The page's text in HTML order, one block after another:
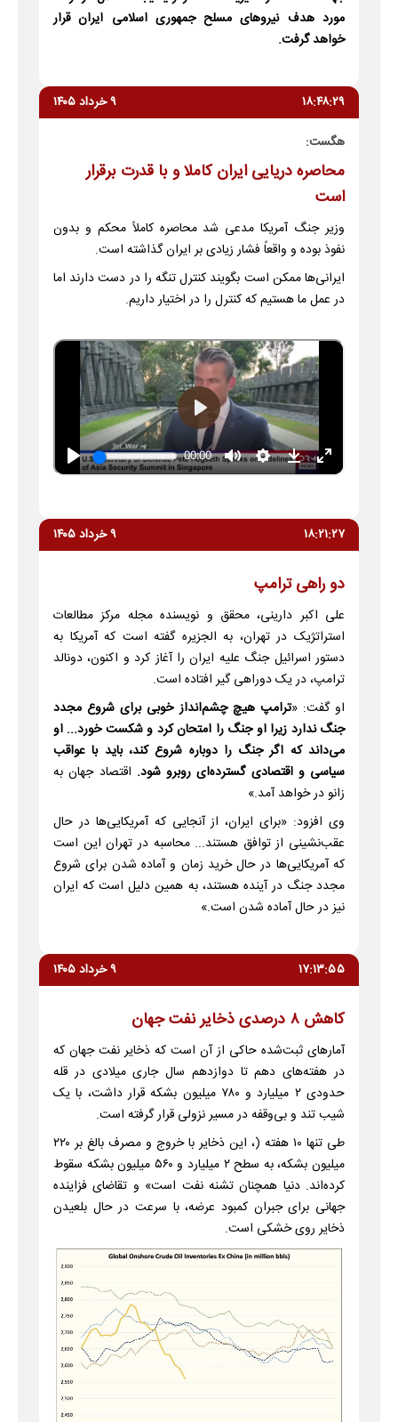
مورد هدف نیروهای مسلح جمهوری اسلامی ایران قرار
خواهد گرفت.
۱۸:۴۸:۲۹ ۹ خرداد ۱۴۰۵
هگست:
محاصره دریایی ایران کاملا و با قدرت برقرار
است
وزیر جنگ آمریکا مدعی شد محاصره کاملاً محکم و بدون
نفوذ بوده و واقعاً فشار زیادی بر ایران گذاشته است.
ایرانی‌ها ممکن است بگویند کنترل تنگه را در دست دارند اما
در عمل ما هستیم که کنترل را در اختیار داریم.
۱۸:۲۱:۲۷ ۹ خرداد ۱۴۰۵
دو راهی ترامپ
علی اکبر دارینی، محقق و نویسنده مجله مرکز مطالعات
استراتژیک در تهران، به الجزیره گفته است که آمریکا به
دستور اسرائیل جنگ علیه ایران را آغاز کرد و اکنون، دونالد
ترامپ، در یک دوراهی گیر افتاده است.
او گفت: «ترامپ هیچ چشم‌انداز خوبی برای شروع مجدد
جنگ ندارد زیرا او جنگ را امتحان کرد و شکست خورد... او
می‌داند که اگر جنگ را دوباره شروع کند، باید با عواقب
سیاسی و اقتصادی گسترده‌ای روبرو شود. اقتصاد جهان به
زانو در خواهد آمد.»
وی افزود: «برای ایران، از آنجایی که آمریکایی‌ها در حال
عقب‌نشینی از توافق هستند... محاسبه در تهران این است
که آمریکایی‌ها در حال خرید زمان و آماده شدن برای شروع
مجدد جنگ در آینده هستند، به همین دلیل است که ایران
نیز در حال آماده شدن است.»
۱۷:۱۳:۵۵ ۹ خرداد ۱۴۰۵
کاهش ۸ درصدی ذخایر نفت جهان
آمارهای ثبت‌شده حاکی از آن است که ذخایر نفت جهان که
در هفته‌های دهم تا دوازدهم سال جاری میلادی در قله
حدودی ۲ میلیارد و ۷۸۰ میلیون بشکه قرار داشت، با یک
شیب تند و بی‌وقفه در مسیر نزولی قرار گرفته است.
طی تنها ۱۰ هفته (، این ذخایر با خروج و مصرف بالغ بر ۲۲۰
میلیون بشکه، به سطح ۲ میلیارد و ۵۶۰ میلیون بشکه سقوط
کرده‌اند. دنیا همچنان تشنه نفت است» و تقاضای فزاینده
جهانی برای جبران کمبود عرضه، با سرعت در حال بلعیدن
ذخایر روی خشکی است.